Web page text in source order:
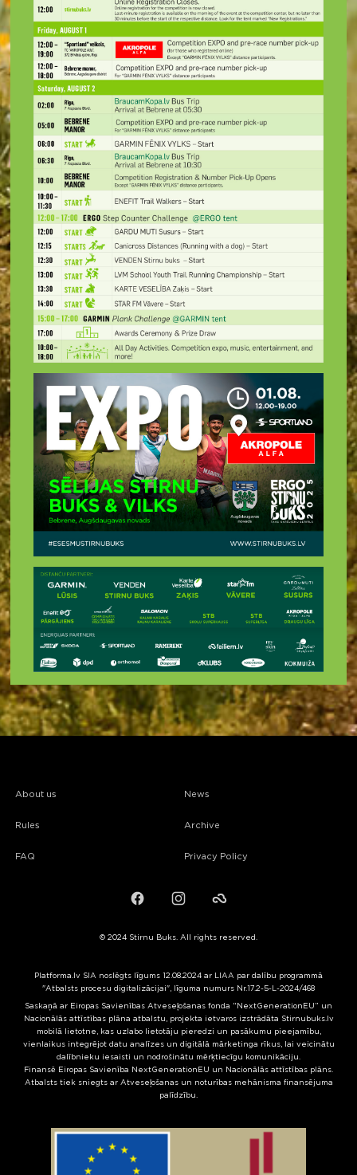
About us
Rules
FAQ
News
Archive
Privacy Policy
FacebookInstagramFailiem.lv
© 2024 Stirnu Buks. All rights reserved.
Platforma.lv SIA noslēgts līgums 12.08.2024 ar LIAA par dalību programmā
"Atbalsts procesu digitalizācijai", līguma numurs Nr.17.2-5-L-2024/468
Saskaņā ar Eiropas Savienības Atveseļošanas fonda “NextGenerationEU” un
Nacionālās attīstības plāna atbalstu, projekta ietvaros izstrādāta Stirnubuks.lv
mobilā lietotne, kas uzlabo lietotāju pieredzi un pasākumu pieejamību,
vienlaikus integrējot datu analīzes un digitālā mārketinga rīkus, lai veicinātu
dalībnieku iesaisti un nodrošinātu mērķtiecīgu komunikāciju.
Finansē Eiropas Savienība NextGenerationEU un Nacionālās attīstības plāns.
Atbalsts tiek sniegts ar Atveseļošanas un noturības mehānisma finansējuma
palīdzību.